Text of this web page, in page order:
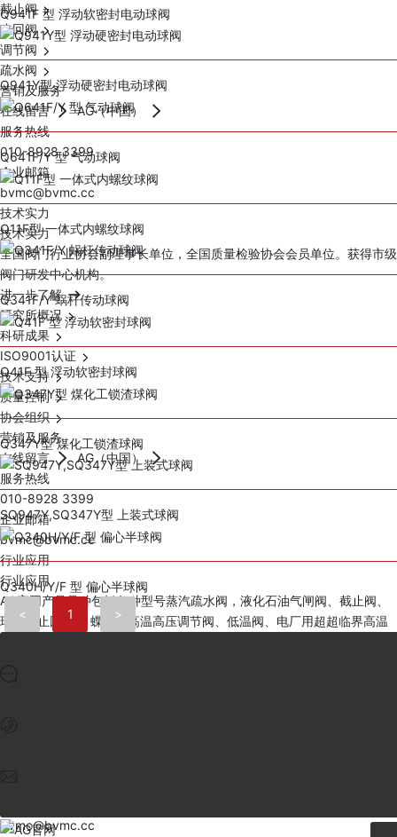
截止阀
止回阀
调节阀
疏水阀
营销及服务
在线留言
AG（中国）
服务热线
010-8928 3399
企业邮箱
bvmc@bvmc.cc
技术实力
技术实力
全国阀门行业协会副理事长单位，全国质量检验协会会员单位。获得市级
阀门研发中心机构。
进一步了解
研究所概况
科研成果
ISO9001认证
技术支持
质量控制
协会组织
营销及服务
在线留言
AG（中国）
服务热线
010-8928 3399
企业邮箱
bvmc@bvmc.cc
行业应用
行业应用
AG官网产品品种包括各种型号蒸汽疏水阀，液化石油气闸阀、截止阀、
球阀、止回阀、 蝶阀、高温高压调节阀、低温阀、电厂用超超临界高温
bvmc@bvmc.cc
Q941F 型 浮动软密封电动球阀
Q941Y型 浮动硬密封电动球阀
Q641F/Y 型 气动球阀
Q11F型 一体式内螺纹球阀
Q341F/Y 蜗杆传动球阀
Q41F 型 浮动软密封球阀
Q347Y型 煤化工锁渣球阀
SQ947Y,SQ347Y型 上装式球阀
Q340H/Y/F 型 偏心半球阀
<
1 >